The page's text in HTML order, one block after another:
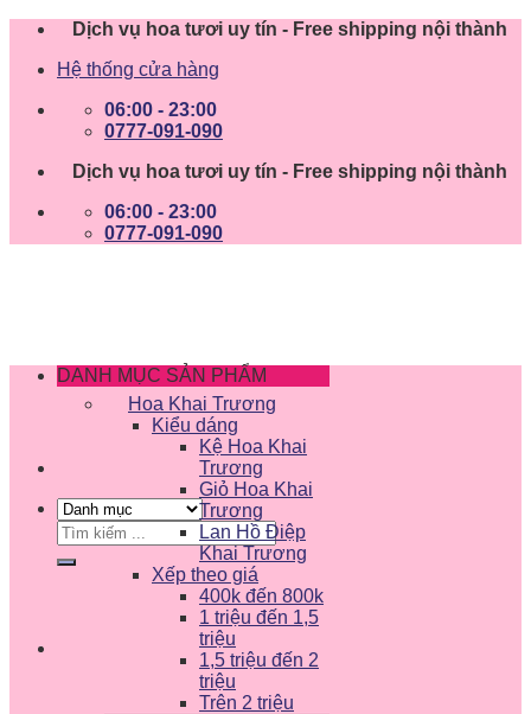
Skip
content
Dịch vụ hoa tươi uy tín - Free shipping nội thành
Hệ thống cửa hàng
06:00 - 23:00
0777-091-090
Dịch vụ hoa tươi uy tín - Free shipping nội thành
06:00 - 23:00
0777-091-090
Tìm
kiếm:
DANH MỤC SẢN PHẨM
Hoa Khai Trương
Kiểu dáng
Kệ Hoa Khai
Trương
Giỏ Hoa Khai
Trương
Lan Hồ Điệp
Khai Trương
Xếp theo giá
400k đến 800k
1 triệu đến 1,5
triệu
1,5 triệu đến 2
triệu
Trên 2 triệu